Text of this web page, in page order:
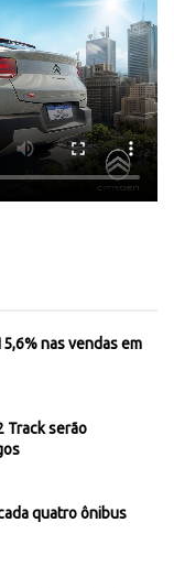
nas vendas em
Track serão
quatro ônibus